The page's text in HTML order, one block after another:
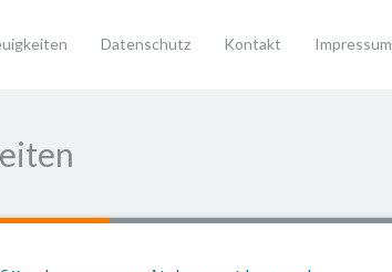
Datenschutz Kontakt Impressum